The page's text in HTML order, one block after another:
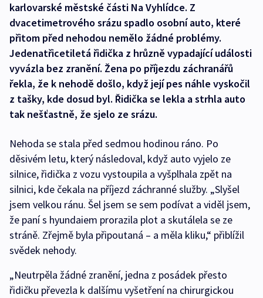
karlovarské městské části Na Vyhlídce. Z
dvacetimetrového srázu spadlo osobní auto, které
přitom před nehodou nemělo žádné problémy.
Jedenatřicetiletá řidička z hrůzně vypadající události
vyvázla bez zranění. Žena po příjezdu záchranářů
řekla, že k nehodě došlo, když její pes náhle vyskočil
z tašky, kde dosud byl. Řidička se lekla a strhla auto
tak nešťastně, že sjelo ze srázu.
Nehoda se stala před sedmou hodinou ráno. Po
děsivém letu, který následoval, když auto vyjelo ze
silnice, řidička z vozu vystoupila a vyšplhala zpět na
silnici, kde čekala na příjezd záchranné služby. „Slyšel
jsem velkou ránu. Šel jsem se sem podívat a viděl jsem,
že paní s hyundaiem prorazila plot a skutálela se ze
stráně. Zřejmě byla připoutaná – a měla kliku,“ přiblížil
svědek nehody.
„Neutrpěla žádné zranění, jedna z posádek přesto
řidičku převezla k dalšímu vyšetření na chirurgickou